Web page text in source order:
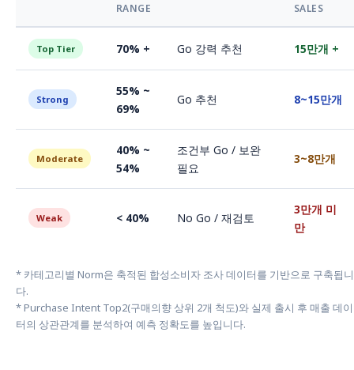
RANGE
SALES
Top Tier 70% + Go 강력 추천 15만개 +
Strong
55% ~
69%
Go 추천 8~15만개
Moderate
40% ~
54%
조건부 Go / 보완
필요
3~8만개
Weak < 40% No Go / 재검토
3만개 미
만
* 카테고리별 Norm은 축적된 합성소비자 조사 데이터를 기반으로 구축됩니
다.
* Purchase Intent Top2(구매의향 상위 2개 척도)와 실제 출시 후 매출 데이
터의 상관관계를 분석하여 예측 정확도를 높입니다.